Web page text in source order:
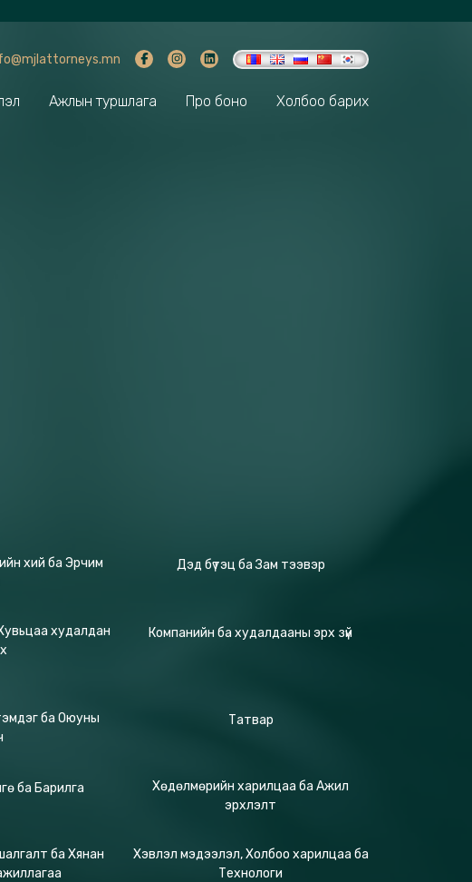
Ажлын туршлага Про боно Холбоо барих
хий ба Эрчим
Дэд бүтэц ба Зам тээвэр
худалдан
Компанийн ба худалдааны эрх зүй
ба Оюуны
Татвар
ба Барилга
Хөдөлмөрийн харилцаа ба Ажил
эрхлэлт
ба Хянан
ажиллагаа
Хэвлэл мэдээлэл, Холбоо харилцаа ба
Технологи